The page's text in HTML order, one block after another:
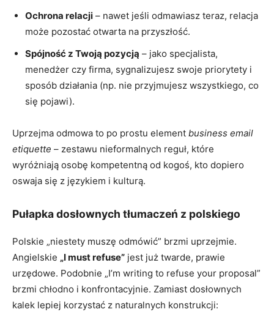
Ochrona relacji – nawet jeśli odmawiasz teraz, relacja
może pozostać otwarta na przyszłość.
Spójność z Twoją pozycją – jako specjalista,
menedżer czy firma, sygnalizujesz swoje priorytety i
sposób działania (np. nie przyjmujesz wszystkiego, co
się pojawi).
Uprzejma odmowa to po prostu element business email
etiquette – zestawu nieformalnych reguł, które
wyróżniają osobę kompetentną od kogoś, kto dopiero
oswaja się z językiem i kulturą.
Pułapka dosłownych tłumaczeń z polskiego
Polskie „niestety muszę odmówić” brzmi uprzejmie.
Angielskie „I must refuse” jest już twarde, prawie
urzędowe. Podobnie „I’m writing to refuse your proposal”
brzmi chłodno i konfrontacyjnie. Zamiast dosłownych
kalek lepiej korzystać z naturalnych konstrukcji: